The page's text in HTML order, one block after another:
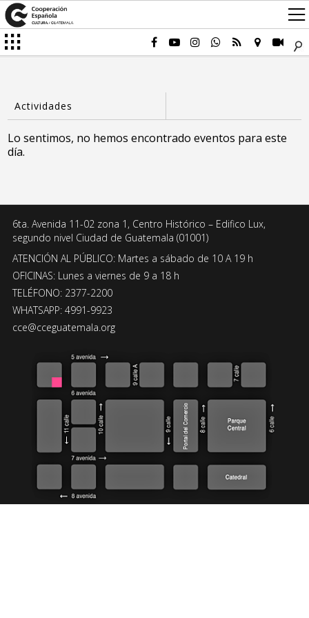
Lo sentimos, no hemos encontrado eventos para este
día.
6ta. Avenida 11-02 zona 1, Centro Histórico – Edifico Lux,
segundo nivel Ciudad de Guatemala (01001)
ATENCIÓN AL PÚBLICO: Martes a sábado de 10 A 19 h
OFICINAS: Lunes a viernes de 9 a 18 h
TELÉFONO: 2377-2200
WHATSAPP: 4991-9923
cce@cceguatemala.org